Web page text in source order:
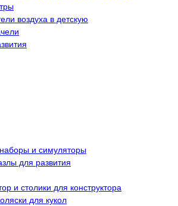
воздуха в детскую
и симуляторы
для развития
и столики для конструктора
для кукол